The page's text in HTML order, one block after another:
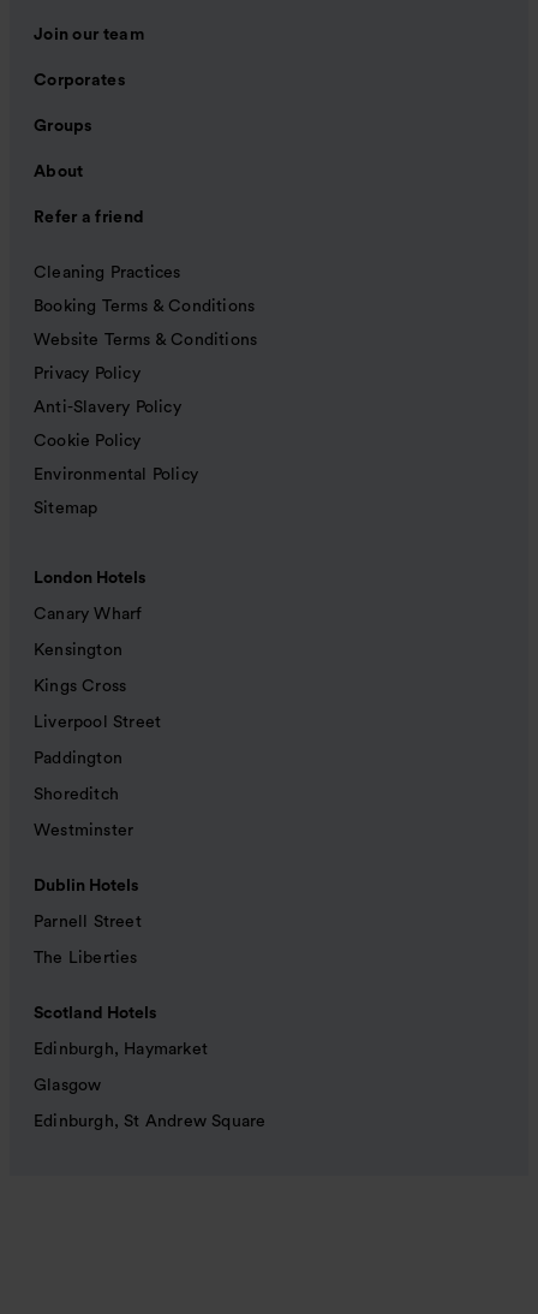
Join our team
Corporates
Groups
About
Refer a friend
Cleaning Practices
Booking Terms & Conditions
Website Terms & Conditions
Privacy Policy
Anti-Slavery Policy
Cookie Policy
Environmental Policy
Sitemap
London Hotels
Canary Wharf
Kensington
Kings Cross
Liverpool Street
Paddington
Shoreditch
Westminster
Dublin Hotels
Parnell Street
The Liberties
Scotland Hotels
Edinburgh, Haymarket
Glasgow
Edinburgh, St Andrew Square